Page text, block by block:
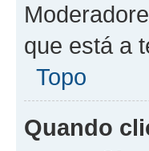
que está a
Topo
Quando